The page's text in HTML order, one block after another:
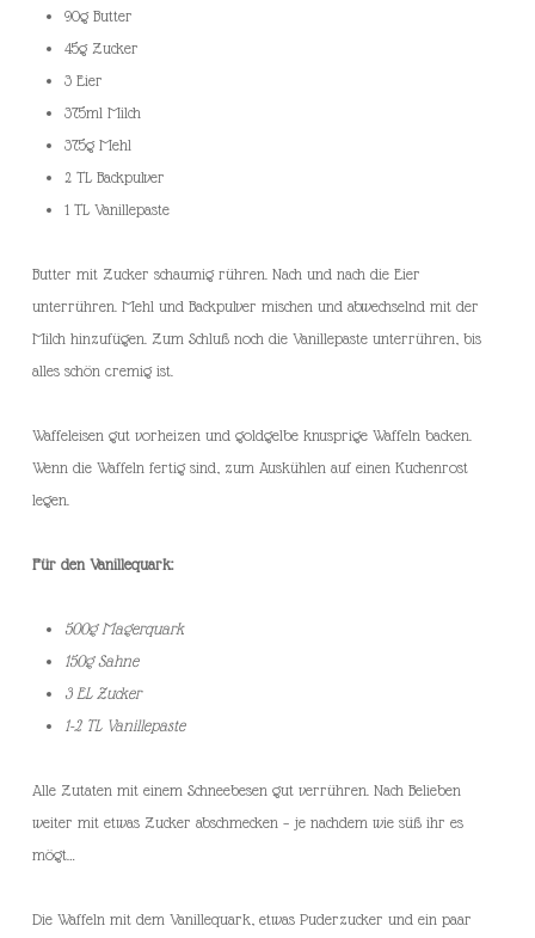
90g Butter
45g Zucker
3 Eier
375ml Milch
375g Mehl
2 TL Backpulver
1 TL Vanillepaste
Butter mit Zucker schaumig rühren. Nach und nach die Eier
unterrühren. Mehl und Backpulver mischen und abwechselnd mit der
Milch hinzufügen. Zum Schluß noch die Vanillepaste unterrühren, bis
alles schön cremig ist.
Waffeleisen gut vorheizen und goldgelbe knusprige Waffeln backen.
Wenn die Waffeln fertig sind, zum Auskühlen auf einen Kuchenrost
legen.
Für den Vanillequark:
500g Magerquark
150g Sahne
3 EL Zucker
1-2 TL Vanillepaste
Alle Zutaten mit einem Schneebesen gut verrühren. Nach Belieben
weiter mit etwas Zucker abschmecken – je nachdem wie süß ihr es
mögt…
Die Waffeln mit dem Vanillequark, etwas Puderzucker und ein paar